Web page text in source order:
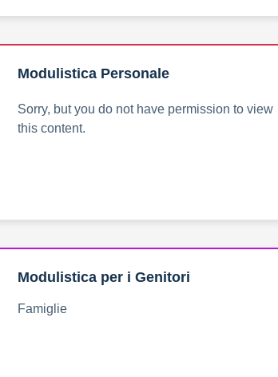
Modulistica Personale
Sorry, but you do not have permission to view
this content.
Modulistica per i Genitori
Famiglie